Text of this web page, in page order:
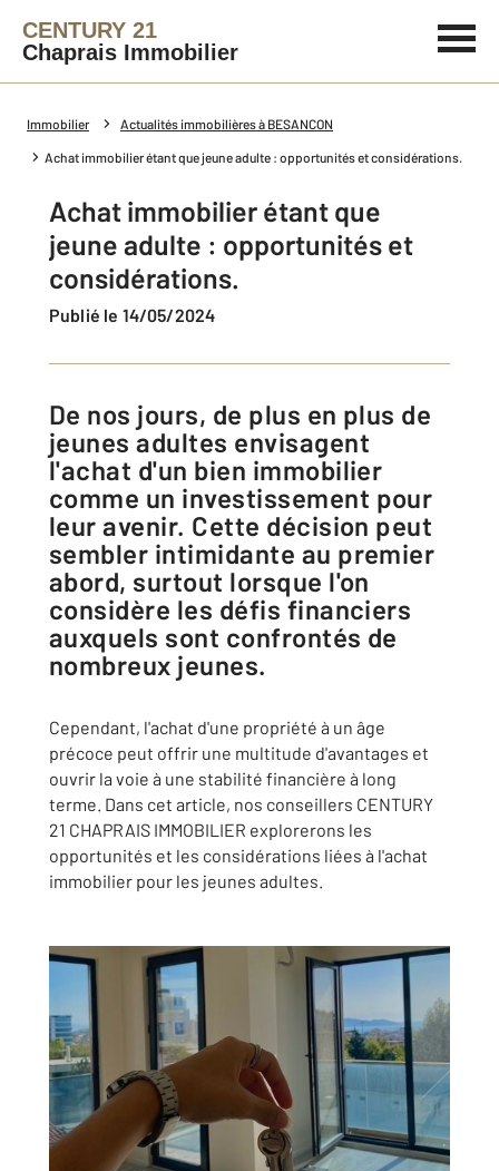
CENTURY 21
Chaprais Immobilier
Immobilier Actualités immobilières à BESANCON
Achat immobilier étant que jeune adulte : opportunités et considérations.
Achat immobilier étant que
jeune adulte : opportunités et
considérations.
Publié le 14/05/2024
De nos jours, de plus en plus de
jeunes adultes envisagent
l'achat d'un bien immobilier
comme un investissement pour
leur avenir. Cette décision peut
sembler intimidante au premier
abord, surtout lorsque l'on
considère les défis financiers
auxquels sont confrontés de
nombreux jeunes.
Cependant, l'achat d'une propriété à un âge
précoce peut offrir une multitude d'avantages et
ouvrir la voie à une stabilité financière à long
terme. Dans cet article, nos conseillers CENTURY
21 CHAPRAIS IMMOBILIER explorerons les
opportunités et les considérations liées à l'achat
immobilier pour les jeunes adultes.